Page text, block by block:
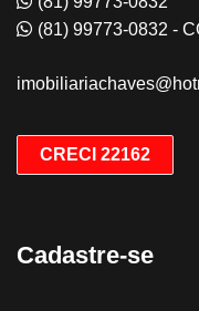
(81) 99773-0832 -
CRECI 22162
Cadastre-se